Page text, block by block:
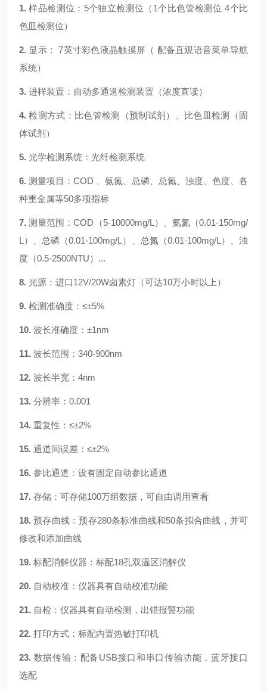
1. 样品检测位： 5个独立检测位（1个比色管检测位 4个比
色皿检测位）
2. 显示： 7英寸彩色液晶触摸屏 （ 配备直观语音菜单导航
系统）
3. 进样装置：自动多通道检测装置 （浓度直读）
4.检测方式：比色管检测 （预制试剂） 、比色皿检测
（固
体试剂）
5. 光学检测系统：光纤检测系统
6. 测量项目：COD 、氨氮、总磷、总氮、浊度、色度、各
种重金属等50多项指标
7.测量范围：COD（5-10000mg/L）、氨氮（0.01-150mg/
L）、总磷（0.01-100mg/L）、总氮（0.01-100mg/L）、浊
度（0.5-2500NTU） ...
8. 光源： 进口12V/20W卤素灯（可达10万小时以上）
9. 检测准确度： ≤±5%
10. 波长准确度： ±1nm
11. 波长范围： 340-900nm
12. 波长半宽： 4nm
13. 分辨率： 0.001
14. 重复性： ≤±2%
15. 通道间误差： ≤±2%
16. 参比通道： 设有固定自动参比通道
17. 存储： 可存储100万组数据，可自由调用查看
18.预存曲线：预存280条标准曲线和50条拟合曲线，并可
修改和添加曲线
19. 标配消解仪器： 标配18孔双温区消解仪
20. 自动校准： 仪器具有自动校准功能
21. 自检： 仪器具有自动检测，出错报警功能
22. 打印方式： 标配内置热敏打印机
23. 数据传输： 配备USB接口和串口传输功能，蓝牙接口
选配